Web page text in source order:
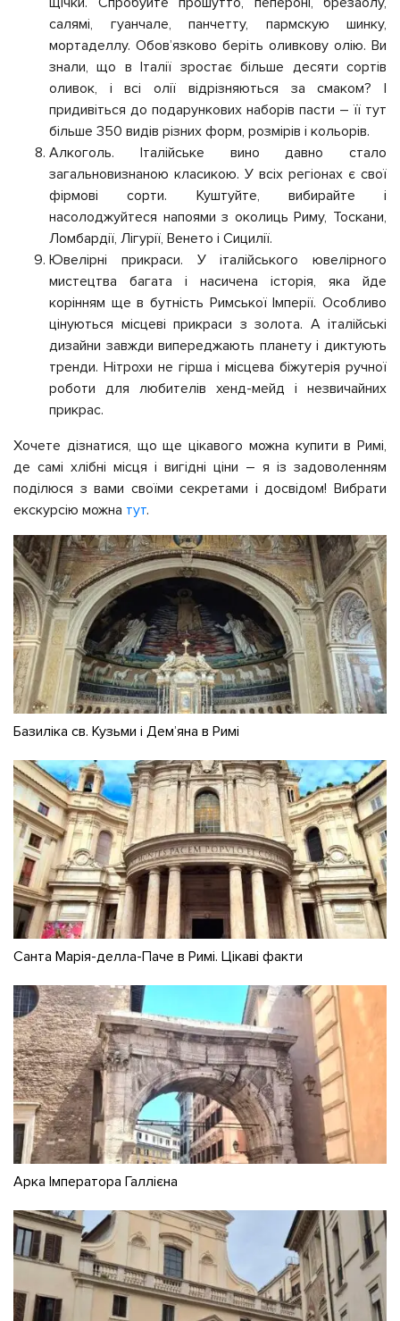
салямі, гуанчале, панчетту, пармскую шинку,
мортаделлу. Обов’язково беріть оливкову олію. Ви
знали, що в Італії зростає більше десяти сортів
оливок, і всі олії відрізняються за смаком? І
придивіться до подарункових наборів пасти – її тут
більше 350 видів різних форм, розмірів і кольорів.
Алкоголь. Італійське вино давно стало
загальновизнаною класикою. У всіх регіонах є свої
фірмові сорти. Куштуйте, вибирайте і
насолоджуйтеся напоями з околиць Риму, Тоскани,
Ломбардії, Лігурії, Венето і Сицилії.
Ювелірні прикраси. У італійського ювелірного
мистецтва багата і насичена історія, яка йде
корінням ще в бутність Римської Імперії. Особливо
цінуються місцеві прикраси з золота. А італійські
дизайни завжди випереджають планету і диктують
тренди. Нітрохи не гірша і місцева біжутерія ручної
роботи для любителів хенд-мейд і незвичайних
прикрас.
Хочете дізнатися, що ще цікавого можна купити в Римі,
де самі хлібні місця і вигідні ціни – я із задоволенням
поділюся з вами своїми секретами і досвідом! Вибрати
екскурсію можна тут.
Базиліка св. Кузьми і Дем’яна в Римі
Санта Марія-делла-Паче в Римі. Цікаві факти
Арка Імператора Галлієна